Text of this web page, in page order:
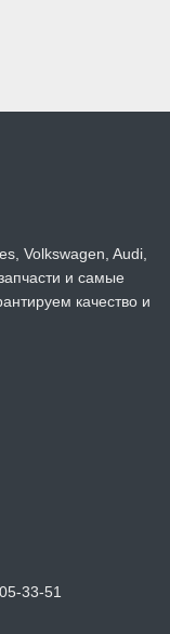
Volkswagen, Audi,
и самые
качество и
33-51